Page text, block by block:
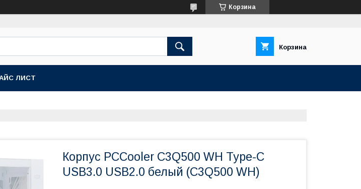
Корзина
Корзина
ЛИСТ
Корпус PCCooler C3Q500 WH Type-C
USB3.0 USB2.0 белый (C3Q500 WH)